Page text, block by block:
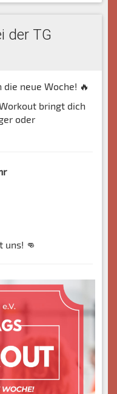
der TG
neue Woche! 🔥
bringt dich
oder
uns! 👊